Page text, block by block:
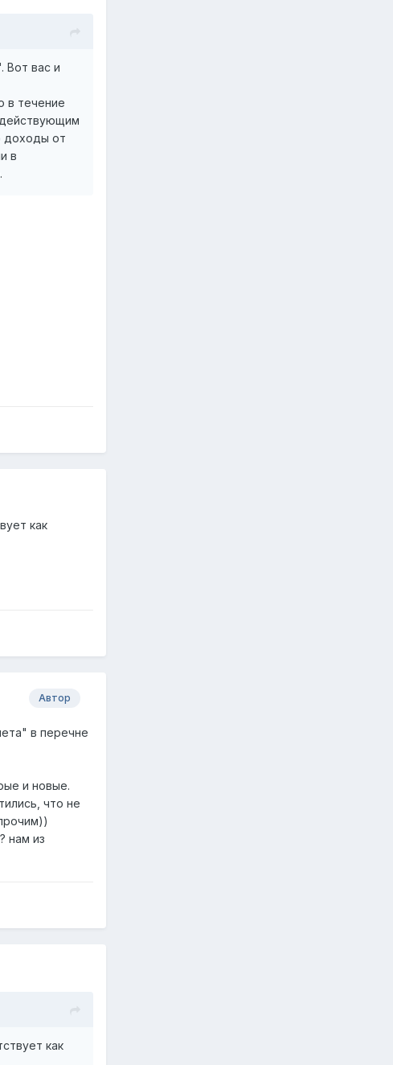
Вот вас и
в течение
действующим
доходы от
в
как
Автор
в перечне
и новые.
что не
нам из
как